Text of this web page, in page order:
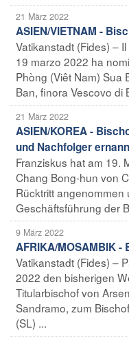
21 März 2022
ASIEN/VIETNAM -
Vatikanstadt (Fides) –
19 marzo 2022 ha
Phòng (Viêt Nam) Sua
Ban, finora Vescovo di
21 März 2022
ASIEN/KOREA -
und Nachfolger
Franziskus hat am 19.
Chang Bong-hun von
Rücktritt
Geschäftsführung der
9 März 2022
AFRIKA/MOSAMBIK
Vatikanstadt (Fides) –
2022 den bisherigen
Titularbischof von
Sandramo, zum
(SL) ...